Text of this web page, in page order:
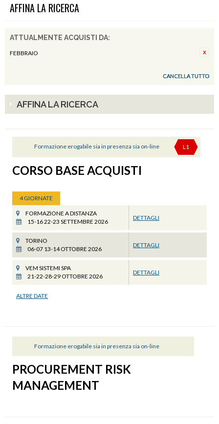
AFFINA LA RICERCA
ATTUALMENTE ACQUISTI DA:
FEBBRAIO
CANCELLA TUTTO
AFFINA LA RICERCA
Formazione erogabile sia in presenza sia on-line L1
CORSO BASE ACQUISTI
4 GIORNATE
FORMAZIONE A DISTANZA
15-16 22-23 SETTEMBRE 2026
DETTAGLI
TORINO
06-07 13-14 OTTOBRE 2026
DETTAGLI
VEM SISTEMI SPA
21-22-28-29 OTTOBRE 2026
DETTAGLI
ALTRE DATE
Formazione erogabile sia in presenza sia on-line
PROCUREMENT RISK
MANAGEMENT